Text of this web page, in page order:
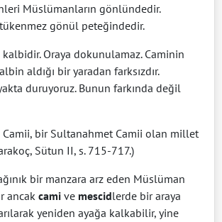
Müslümanların gönlündedir.
gönül peteğindedir.
Oraya dokunulamaz. Caminin
aldığı bir yaradan farksızdır.
duruyoruz. Bunun farkında değil
Camii, bir Sultanahmet Camii olan millet
Sütun II, s. 715-717.)
bir manzara arz eden Müslüman
ancak cami ve mescidlerde bir araya
yeniden ayağa kalkabilir, yine